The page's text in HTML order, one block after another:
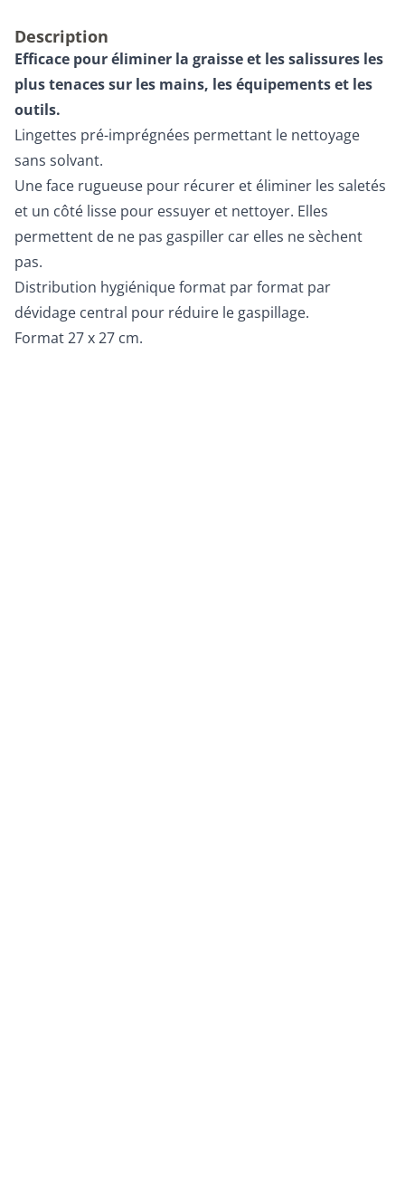
Description
Efficace pour éliminer la graisse et les salissures les
plus tenaces sur les mains, les équipements et les
outils.
Lingettes pré-imprégnées permettant le nettoyage
sans solvant.
Une face rugueuse pour récurer et éliminer les saletés
et un côté lisse pour essuyer et nettoyer. Elles
permettent de ne pas gaspiller car elles ne sèchent
pas.
Distribution hygiénique format par format par
dévidage central pour réduire le gaspillage.
Format 27 x 27 cm.